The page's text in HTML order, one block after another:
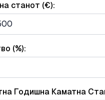
станот (€):
(%):
Годишна Каматна